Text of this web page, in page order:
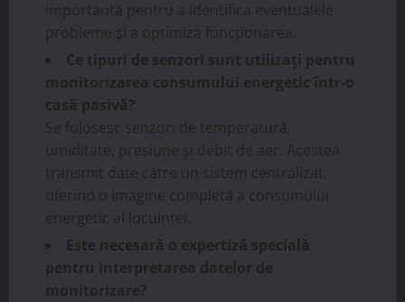
importantă pentru a identifica eventualele
probleme și a optimiza funcționarea.
Ce tipuri de senzori sunt utilizați pentru
monitorizarea consumului energetic într-o
casă pasivă?
Se folosesc senzori de temperatură,
umiditate, presiune și debit de aer. Acestea
transmit date către un sistem centralizat,
oferind o imagine completă a consumului
energetic al locuinței.
Este necesară o expertiză specială
pentru interpretarea datelor de
monitorizare?